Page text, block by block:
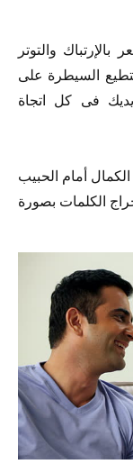
والتوتر
السيطرة على
فى كل اتجاة
أمام الحبيب
الكلمات بصورة